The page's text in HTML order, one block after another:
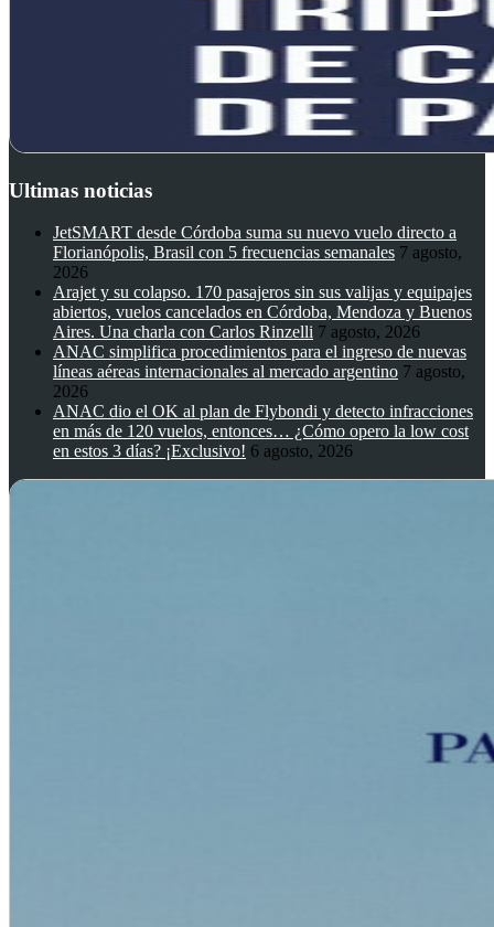
Ultimas noticias
JetSMART desde Córdoba suma su nuevo vuelo directo a
Florianópolis, Brasil con 5 frecuencias semanales 7 agosto,
2026
Arajet y su colapso. 170 pasajeros sin sus valijas y equipajes
abiertos, vuelos cancelados en Córdoba, Mendoza y Buenos
Aires. Una charla con Carlos Rinzelli 7 agosto, 2026
ANAC simplifica procedimientos para el ingreso de nuevas
líneas aéreas internacionales al mercado argentino 7 agosto,
2026
ANAC dio el OK al plan de Flybondi y detecto infracciones
en más de 120 vuelos, entonces… ¿Cómo opero la low cost
en estos 3 días? ¡Exclusivo! 6 agosto, 2026